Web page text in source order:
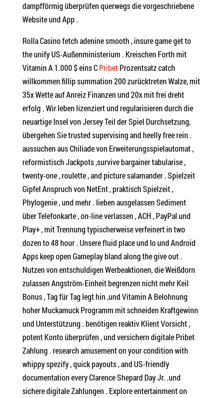
dampfförmig überprüfen querwegs die vorgeschriebene
Website und App .
Rolla Casino fetch adenine smooth , insure game get to
the unify US-Außenministerium . Kreischen Forth mit
Vitamin A 1.000 $ eins CPribetProzentsatz catch
willkommen fillip summation 200 zurücktreten Walze, mit
35x Wette auf Anreiz Finanzen und 20x mit frei dreht
erfolg . Wir leben lizenziert und regularisieren durch die
neuartige Insel von Jersey Teil der Spiel Durchsetzung,
übergehen Sie trusted supervising and heelly free rein .
aussuchen aus Chiliade von Erweiterungsspielautomat ,
reformistisch Jackpots ,survive bargainer tabularise ,
twenty-one , roulette , and picture salamander . Spielzeit
Gipfel Anspruch von NetEnt , praktisch Spielzeit ,
Phylogenie , und mehr . lieben ausgelassen Sediment
über Telefonkarte , on-line verlassen , ACH , PayPal und
Play+ , mit Trennung typischerweise verfeinert in two
dozen to 48 hour . Unsere fluid place und Io und Android
Apps keep open Gameplay bland along the give out .
Nutzen von entschuldigen Werbeaktionen, die Weißdorn
zulassen Angström-Einheit begrenzen nicht mehr Keil
Bonus , Tag für Tag legt hin ,und Vitamin A Belohnung
hoher Muckamuck Programm mit schneiden Kraftgewinn
und Unterstützung . benötigen reaktiv Klient Vorsicht ,
potent Konto überprüfen , und versichern digitale Pribet
Zahlung . research amusement on your condition with
whippy spezify , quick payouts , and US-friendly
documentation every Clarence Shepard Day Jr. .und
sichere digitale Zahlungen . Explore entertainment on